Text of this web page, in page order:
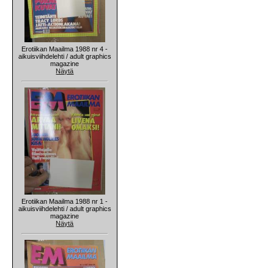
Erotiikan Maailma 1988 nr 4 -
aikuisviihdelehti / adult graphics
magazine
Näytä
Erotiikan Maailma 1988 nr 1 -
aikuisviihdelehti / adult graphics
magazine
Näytä